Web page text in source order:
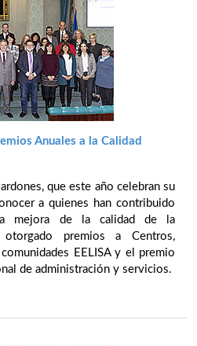
Anuales a la Calidad
que este año celebran su
a quienes han contribuido
mejora de la calidad de la
premios a Centros,
EELISA y el premio
de administración y servicios.